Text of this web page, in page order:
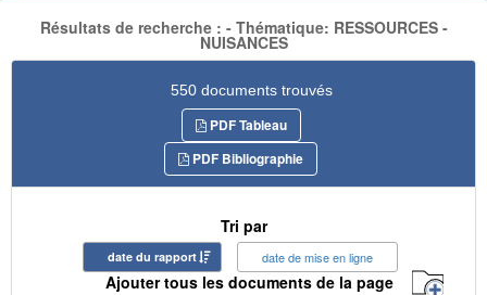
Résultats de recherche : - Thématique: RESSOURCES -
NUISANCES
550 documents trouvés
PDF Tableau
PDF Bibliographie
Tri par
date du rapport date de mise en ligne
Ajouter tous les documents de la page